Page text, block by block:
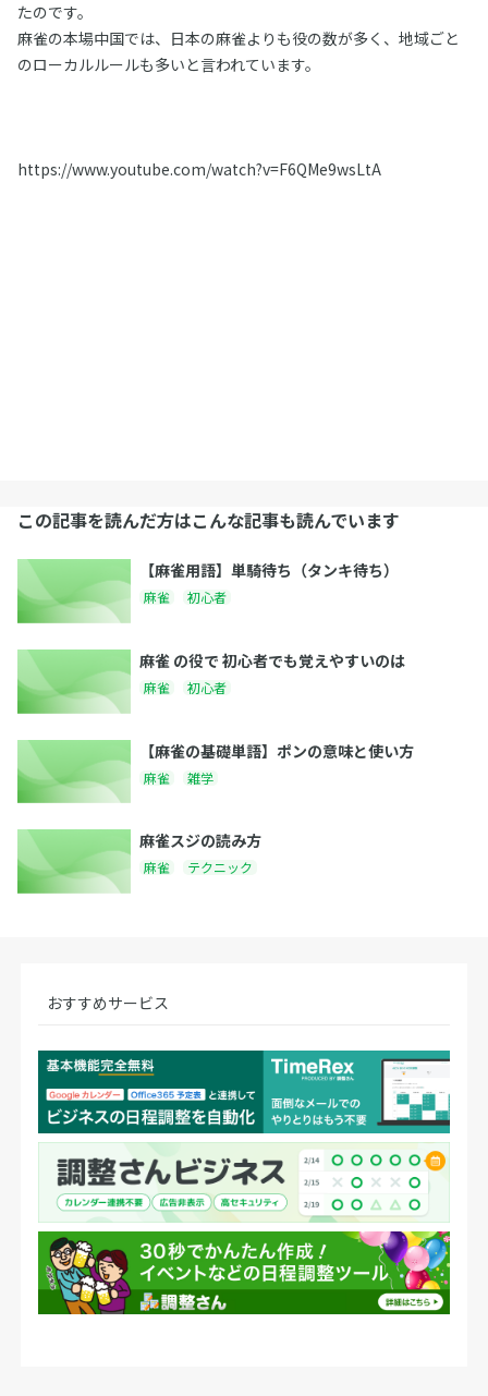
たのです。
麻雀の本場中国では、日本の麻雀よりも役の数が多く、地域ごと
のローカルルールも多いと言われています。
https://www.youtube.com/watch?v=F6QMe9wsLtA
この記事を読んだ方はこんな記事も読んでいます
【麻雀用語】単騎待ち（タンキ待ち）
麻雀 初心者
麻雀 の役で 初心者でも覚えやすいのは
麻雀 初心者
【麻雀の基礎単語】ポンの意味と使い方
麻雀 雑学
麻雀スジの読み方
麻雀 テクニック
おすすめサービス